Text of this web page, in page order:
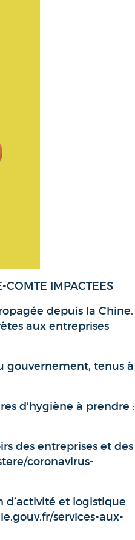
COMTE IMPACTEES
depuis la Chine.
aux entreprises
gouvernement, tenus à
d’hygiène à prendre :
des entreprises et des
coronavirus-
d’activité et logistique
services-aux-